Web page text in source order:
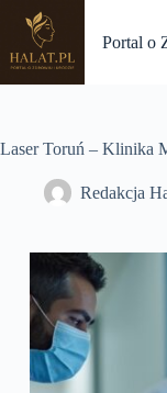
Przejdź
treści
Portal o
Laser Toruń – Klinika
Redakcja